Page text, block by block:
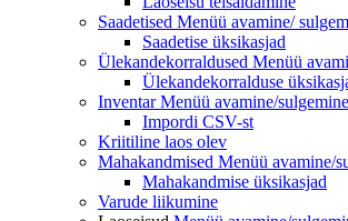
Saadetised Menüü avamine/
Saadetise üksikasjad
Ülekandekorraldused Menüü
Ülekandekorralduse
InventarMenüü avamine/sulgemine
Impordi CSV-st
Kriitiline laos olev
Mahakandmised Menüü avamine/
Mahakandmise üksikasjad
Varude liikumine